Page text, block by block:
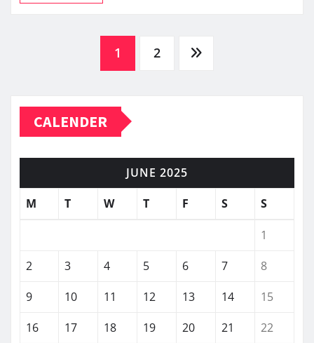
pagination
1 2
CALENDER
JUNE 2025
M
T W T F S S
1
2
3 4 5 6 7
8
9
10 11 12 13 14
15
16
17 18 19 20 21
22